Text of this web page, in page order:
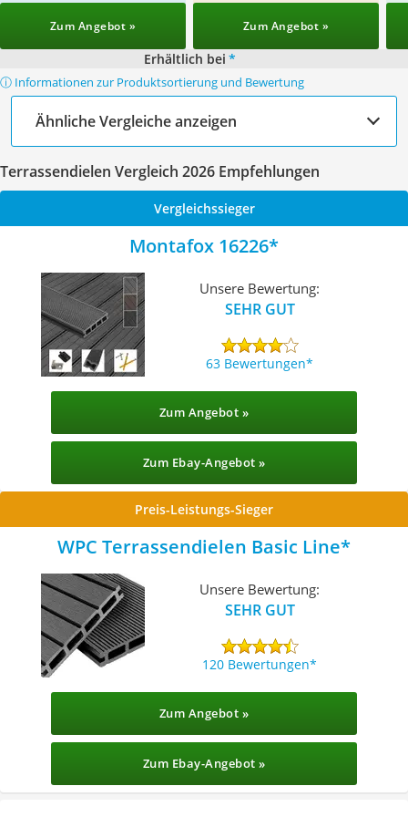
Zum Angebot » Zum Angebot »
Erhältlich bei *
ⓘ Informationen zur Produktsortierung und Bewertung
Ähnliche Vergleiche anzeigen
Terrassendielen Vergleich 2026 Empfehlungen
Vergleichssieger
Montafox 16226
Unsere Bewertung:
SEHR GUT
63 Bewertungen
Zum Angebot »
Zum Ebay-Angebot »
Preis-Leistungs-Sieger
WPC Terrassendielen Basic Line
Unsere Bewertung:
SEHR GUT
120 Bewertungen
Zum Angebot »
Zum Ebay-Angebot »